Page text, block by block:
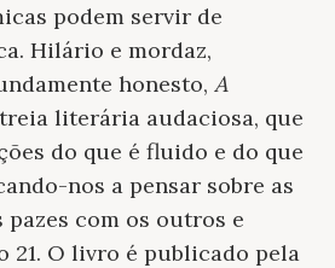
podem servir de
Hilário e mordaz,
honesto, A
literária audaciosa, que
do que é fluido e do que
nos a pensar sobre as
pazes com os outros e
21. O livro é publicado pela